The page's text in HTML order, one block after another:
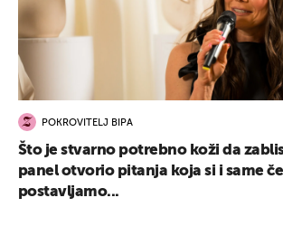
POKROVITELJ BIPA
Što je stvarno potrebno koži da
panel otvorio pitanja koja si i same
postavljamo...
UKLJUČITE NOTIFIKACIJE